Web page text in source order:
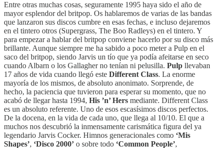
Entre otras muchas cosas, seguramente 1995 haya sido el año de
mayor esplendor del britpop. Os hablaremos de varias de las bandas
que lanzaron sus discos cumbre en esas fechas, e incluso dejaremos
en el tintero otros (Supergrass, The Boo Radleys) en el tintero. Y
para empezar a hablar del britpop conviene hacerlo por su disco más
brillante. Aunque siempre me ha sabido a poco meter a Pulp en el
saco del britpop, siendo Jarvis un tío que ya podía afeitarse en seco
cuando Albarn o los Gallagher no tenían ni pelusilla. Pulp llevaban
17 años de vida cuando llegó este Different Class. La enorme
mayoría de los mismos, de absoluto anonimato. Sorprende, de
hecho, la paciencia que tuvieron para esperar su momento, que no
acabó de llegar hasta 1994, His ’n’ Hers mediante. Different Class
es un absoluto referente. Uno de esos escasísimos discos perfectos.
De la docena, en la vida de cada uno, que llega al 10/10. El que a
muchos nos descubrió la inmensamente carismática figura del ya
legendario Jarvis Cocker. Himnos generacionales como ‘Mis
Shapes’, ‘Disco 2000’ o sobre todo ‘Common People’,